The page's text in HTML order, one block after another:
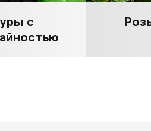
с